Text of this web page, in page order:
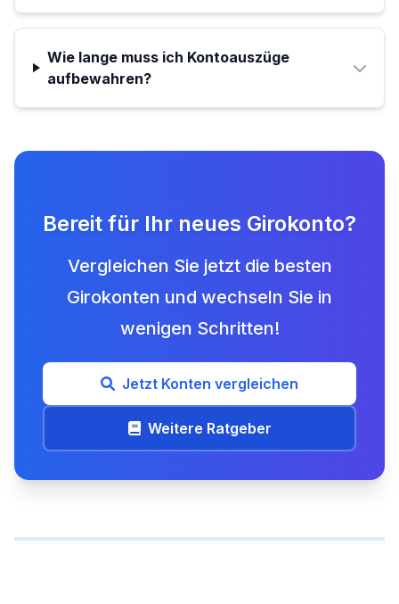
Wie lange muss ich Kontoauszüge
aufbewahren?
Bereit für Ihr neues Girokonto?
Vergleichen Sie jetzt die besten
Girokonten und wechseln Sie in
wenigen Schritten!
Jetzt Konten vergleichen
Weitere Ratgeber